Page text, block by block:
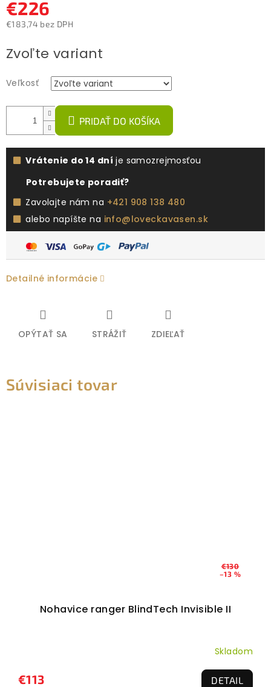
€226
€183,74 bez DPH
cena:
Zvoľte variant
Veľkosť
PRIDAŤ DO KOŠÍKA
Vrátenie do 14 dní je samozrejmosťou
Potrebujete poradiť?
Zavolajte nám na +421 908 138 480
alebo napíšte na info@loveckavasen.sk
Detailné informácie
OPÝTAŤ SA STRÁŽIŤ ZDIEĽAŤ
Súvisiaci tovar
€130
–13 %
Nohavice ranger BlindTech Invisible II
Skladom
€113 DETAIL